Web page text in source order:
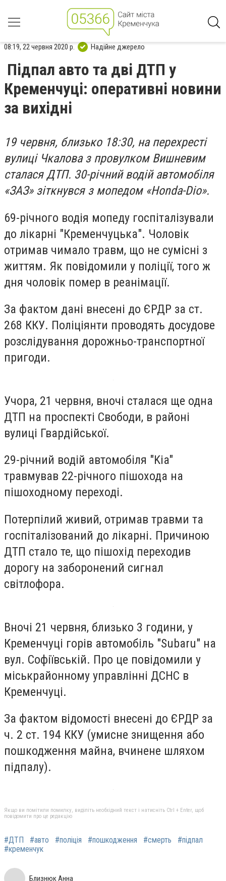
08:19, 22 червня 2020 р. Надійне джерело
Підпал авто та дві ДТП у
Кременчуці: оперативні новини
за вихідні
19 червня, близько 18:30, на перехресті
вулиці Чкалова з провулком Вишневим
сталася ДТП. 30-річний водій автомобіля
«ЗАЗ» зіткнувся з мопедом «Honda-Dio».
69-річного водія мопеду госпіталізували
до лікарні "Кременчуцька". Чоловік
отримав чимало травм, що не сумісні з
життям. Як повідомили у поліції, того ж
дня чоловік помер в реанімації.
За фактом дані внесені до ЄРДР за ст.
268 ККУ. Поліціянти проводять досудове
розслідування дорожньо-транспортної
пригоди.
Учора, 21 червня, вночі сталася ще одна
ДТП на проспекті Свободи, в районі
вулиці Гвардійської.
29-річний водій автомобіля "Kia"
травмував 22-річного пішохода на
пішоходному переході.
Потерпілий живий, отримав травми та
госпіталізований до лікарні. Причиною
ДТП стало те, що пішохід переходив
дорогу на заборонений сигнал
світлофора.
Вночі 21 червня, близько 3 години, у
Кременчуці горів автомобіль "Subaru" на
вул. Софіївській. Про це повідомили у
міськрайонному управлінні ДСНС в
Кременчуці.
За фактом відомості внесені до ЄРДР за
ч. 2 ст. 194 ККУ (умисне знищення або
пошкодження майна, вчинене шляхом
підпалу).
Якщо ви помітили помилку, виділіть необхідний текст і натисніть Ctrl + Enter, щоб
повідомити про це редакцію
#ДТП #авто #поліція #пошкодження #смерть
#підпал
#кременчук
Близнюк Анна